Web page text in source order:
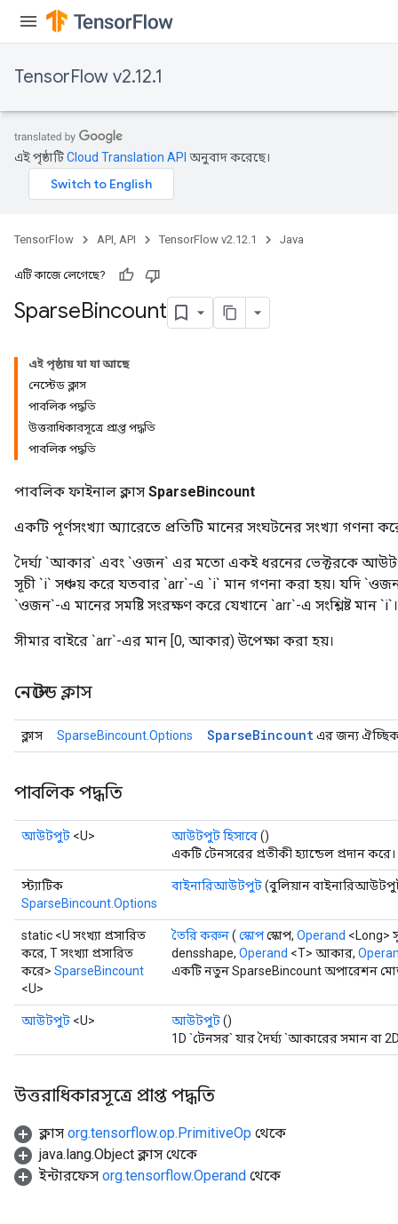
TensorFlow v2.12.1
এই পৃষ্ঠাটিCloud Translation API অনুবাদ করেছে।
TensorFlow API, API TensorFlow v2.12.1 Java
এটি কাজে লেগেছে?
SparseBincount
এই পৃষ্ঠায় যা যা আছে
নেস্টেড ক্লাস
পাবলিক পদ্ধতি
উত্তরাধিকারসূত্রে প্রাপ্ত পদ্ধতি
পাবলিক পদ্ধতি
পাবলিক ফাইনাল ক্লাস SparseBincount
একটি পূর্ণসংখ্যা অ্যারেতে প্রতিটি মানের সংঘটনের সংখ্যা গণনা
দৈর্ঘ্য `আকার` এবং `ওজন` এর মতো একই ধরনের ভেক্টরকে
সূচী `i` সঞ্চয় করে যতবার `arr`-এ `i` মান গণনা করা হয়। যদি
`ওজন`-এ মানের সমষ্টি সংরক্ষণ করে যেখানে `arr`-এ সংশ্লিষ্ট মান `i`।
সীমার বাইরে `arr`-এর মান [0, আকার) উপেক্ষা করা হয়।
নেস্টেড ক্লাস
ক্লাস SparseBincount.Options SparseBincountএর জন্য ঐচ্ছিক
পাবলিক পদ্ধতি
আউটপুট <U> আউটপুট হিসাবে()
একটি টেনসরের প্রতীকী হ্যান্ডেল প্রদান করে।
স্ট্যাটিক
SparseBincount.Options
বাইনারিআউটপুট(বুলিয়ান
static <U সংখ্যা প্রসারিত
করে, T সংখ্যা প্রসারিত
করে> SparseBincount
<U>
তৈরি করুন( স্কোপস্কোপ, Operand <Long>
densshape, Operand <T> আকার,
একটি নতুন SparseBincount অপারেশন
আউটপুট <U> আউটপুট()
1D `টেনসর` যার দৈর্ঘ্য `আকারের সমান বা
উত্তরাধিকারসূত্রে প্রাপ্ত পদ্ধতি
ক্লাস org.tensorflow.op.PrimitiveOp থেকে
java.lang.Object ক্লাস থেকে
ইন্টারফেস org.tensorflow.Operand থেকে